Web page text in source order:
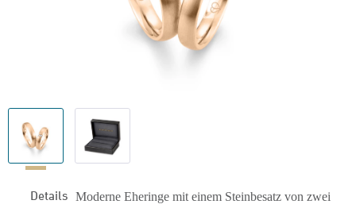
Details Moderne Eheringe mit einem Steinbesatz von zwei